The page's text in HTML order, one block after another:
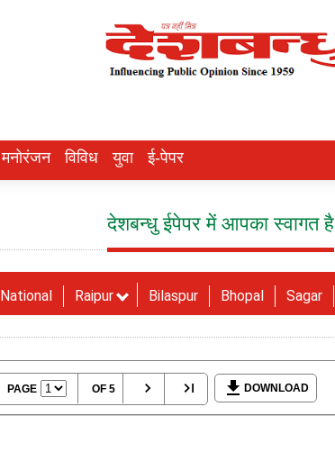
मनोरंजन विविध युवा ई-पेपर
देशबन्धु ईपेपर में आपका स्वागत है
National Raipur Bilaspur Bhopal Sagar
PAGE OF 5 DOWNLOAD